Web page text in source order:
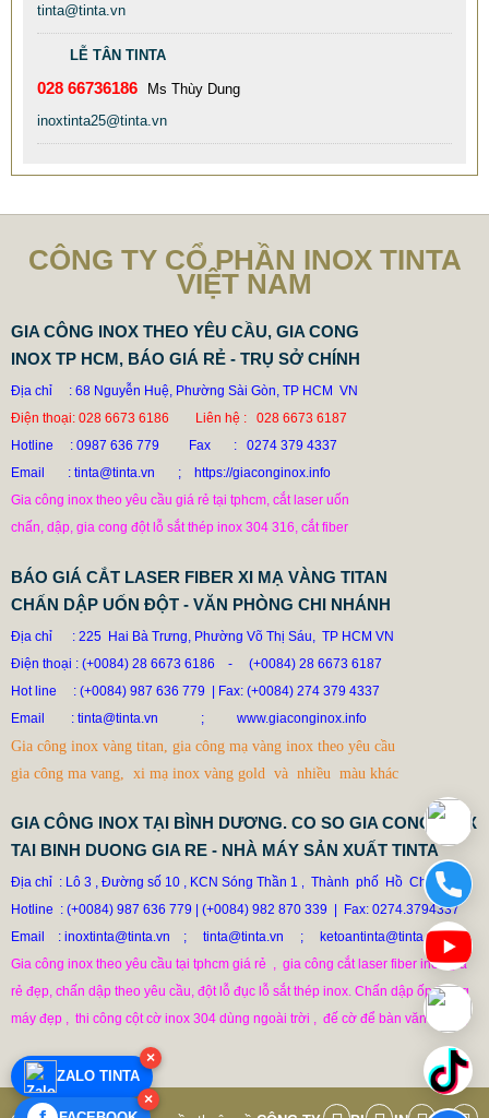
×
ZALO TINTA
×
TINTA XƯỞNG GIA CÔNG BỒN CÔNG NGHIỆP INOX 304
DÙ AI NÓI NGÃ NẰM NGHIÊNG, NGƯỜI MUA VẪN CỨ
ĐẶT BỒN TINTA
78.999 VNĐ79.999 VNĐ
SP: XUONG GIA CONG BON CONG NGHIEP INOX TINTA
tinta@tinta.vn
LỄ TÂN TINTA
028 66736186
Ms Thùy Dung
inoxtinta25@tinta.vn
CÔNG TY CỔ PHẦN INOX TINTA
VIỆT NAM
GIA CÔNG INOX THEO YÊU CẦU, GIA CONG
INOX TP HCM, BÁO GIÁ RẺ - TRỤ SỞ CHÍNH
Địa chỉ : 68 Nguyễn Huệ, Phường Sài Gòn, TP HCM VN
Điện thoại: 028 6673 6186 Liên hệ : 028 6673 6187
Hotline
: 0987 636 779 Fax : 0274 379 4337
Email : tinta@tinta.vn ; https://giaconginox.info
Gia công inox theo yêu cầu giá rẻ tại tphcm, cắt laser uốn
chấn, dập, gia cong đột lỗ sắt thép inox 304 316, cắt fiber
BÁO GIÁ CẮT LASER FIBER XI MẠ VÀNG TITAN
CHẤN DẬP UỐN ĐỘT - VĂN PHÒNG CHI NHÁNH
Địa chỉ : 225 Hai Bà Trưng, Phường Võ Thị Sáu, TP HCM VN
Điện thoại : (+0084) 28 6673 6186
-
(+0084) 28 6673 6187
Hot line
: (+0084) 987 636 779 | Fax: (+0084) 274 379 4337
Email
: tinta@tinta.vn ; www.giaconginox.info
Gia công inox vàng titan, gia công mạ vàng inox theo yêu cầu
gia công ma vang, xi mạ inox vàng gold và nhiều màu khác
GIA CÔNG INOX TẠI BÌNH DƯƠNG. CO SO GIA CONG INOX
TAI BINH DUONG GIA RE - NHÀ MÁY SẢN XUẤT TINTA
Địa chỉ  : Lô 3 , Đường số 10 , KCN Sóng Thần 1
Thành  phố  Hồ  Chí  Mình
Hotline : (+0084) 987 636 779 | (+0084) 982 870 339  |  Fax: 0274.3794337
Email    : inoxtinta@tinta.vn    ;
tinta@tinta.vn     ;     ketoantinta@tinta.vn
Gia công inox theo yêu cầu tại tphcm giá rẻ  ,  gia công cắt laser fiber inox giá
rẻ đẹp, chấn dập theo yêu cầu, đột lỗ đục lỗ sắt thép inox. Chấn dập ốp thang
máy đẹp ,  thi công cột cờ inox 304 dùng ngoài trời ,  đế cờ để bàn văn phòng